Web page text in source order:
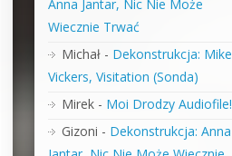
Anna Jantar, Nic Nie Może
Wiecznie Trwać
Michał- Dekonstrukcja: Mike
Vickers, Visitation (Sonda)
Mirek- Moi Drodzy Audiofile!
Gizoni - Dekonstrukcja: Anna